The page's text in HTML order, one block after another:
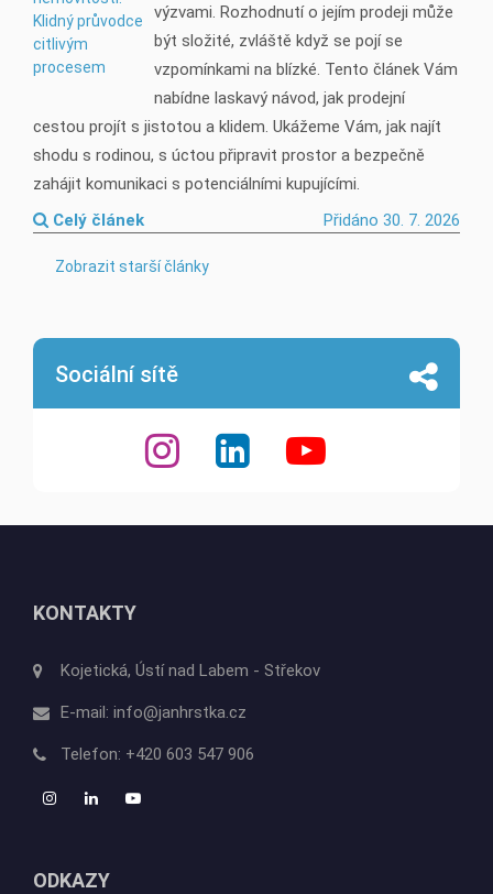
výzvami. Rozhodnutí o jejím prodeji může
být složité, zvláště když se pojí se
vzpomínkami na blízké. Tento článek Vám
nabídne laskavý návod, jak prodejní
cestou projít s jistotou a klidem. Ukážeme Vám, jak najít
shodu s rodinou, s úctou připravit prostor a bezpečně
zahájit komunikaci s potenciálními kupujícími.
Celý článek
Přidáno 30. 7. 2026
Zobrazit starší články
Sociální sítě
KONTAKTY
Kojetická, Ústí nad Labem - Střekov
E-mail: info@janhrstka.cz
Telefon: +420 603 547 906
ODKAZY